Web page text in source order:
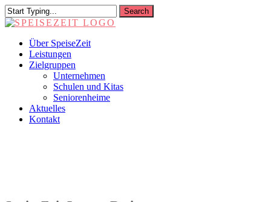
Skip
to
content
Search
Close
Menu
Über SpeiseZeit
Leistungen
Zielgruppen
Unternehmen
Schulen und Kitas
Seniorenheime
Aktuelles
Kontakt